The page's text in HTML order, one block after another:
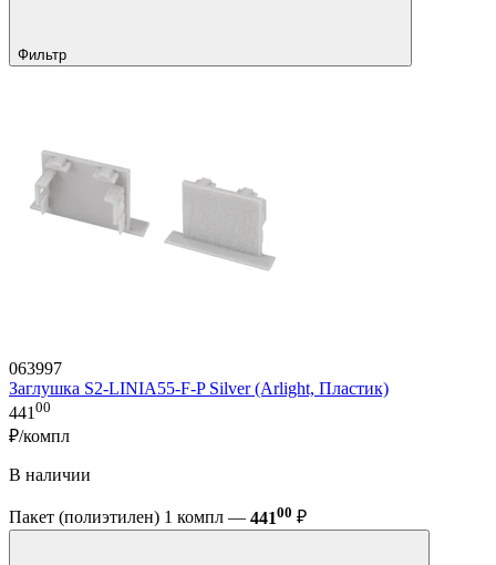
Фильтр
063997
Заглушка S2-LINIA55-F-P Silver (Arlight, Пластик)
44100
₽/компл
В наличии
Пакет (полиэтилен) 1 компл — 44100 ₽